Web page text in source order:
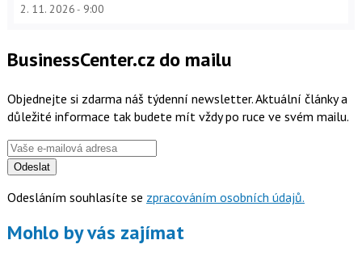
2. 11. 2026 9:00
BusinessCenter.cz do mailu
Objednejte si zdarma náš týdenní newsletter. Aktuální články a
důležité informace tak budete mít vždy po ruce ve svém mailu.
Odeslat
Odesláním souhlasíte se zpracováním osobních údajů.
Mohlo by vás zajímat